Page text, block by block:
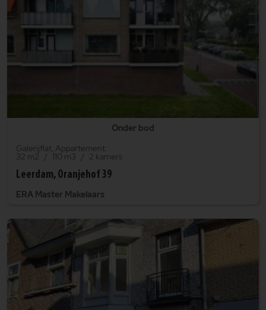
Onder bod
Galerijflat, Appartement.
32 m2 110 m3
2 kamers
Leerdam, Oranjehof 39
ERA Master Makelaars